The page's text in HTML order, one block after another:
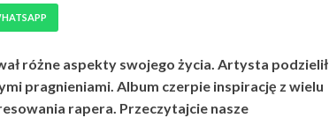
różne aspekty swojego życia. Artysta podzielił
pragnieniami. Album czerpie inspirację z wielu
rapera. Przeczytajcie nasze